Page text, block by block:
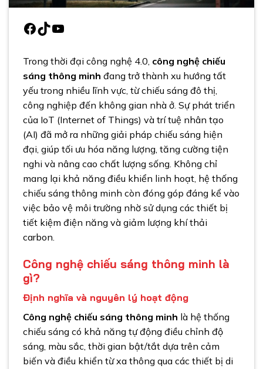
Facebook
TikTok
Youtube
Trong thời đại công nghệ 4.0, công nghệ chiếu
sáng thông minh đang trở thành xu hướng tất
yếu trong nhiều lĩnh vực, từ chiếu sáng đô thị,
công nghiệp đến không gian nhà ở. Sự phát triển
của IoT (Internet of Things) và trí tuệ nhân tạo
(AI) đã mở ra những giải pháp chiếu sáng hiện
đại, giúp tối ưu hóa năng lượng, tăng cường tiện
nghi và nâng cao chất lượng sống. Không chỉ
mang lại khả năng điều khiển linh hoạt, hệ thống
chiếu sáng thông minh còn đóng góp đáng kể vào
việc bảo vệ môi trường nhờ sử dụng các thiết bị
tiết kiệm điện năng và giảm lượng khí thải
carbon.
Công nghệ chiếu sáng thông minh là
gì?
Định nghĩa và nguyên lý hoạt động
Công nghệ chiếu sáng thông minh là hệ thống
chiếu sáng có khả năng tự động điều chỉnh độ
sáng, màu sắc, thời gian bật/tắt dựa trên cảm
biến và điều khiển từ xa thông qua các thiết bị di